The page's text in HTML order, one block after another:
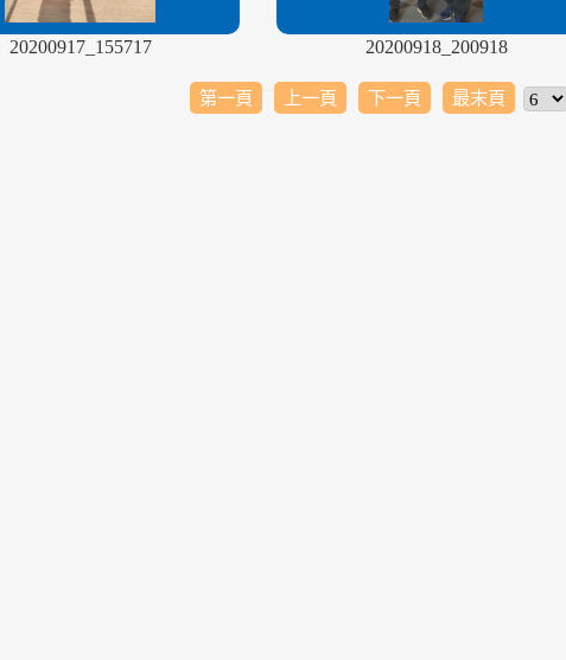
20200917_155717 20200918_200918
第一頁 上一頁 下一頁 最末頁